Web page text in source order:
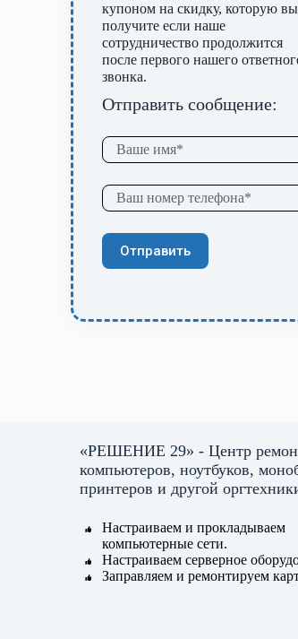
купоном на скидку, которую вы
получите если наше
сотрудничество продолжится
после первого нашего
звонка.
Отправить сообщение:
«РЕШЕНИЕ 29» - Центр
компьютеров, ноутбуков,
принтеров и другой
Настраиваем и прокладываем
компьютерные сети.
Настраиваем серверное
Заправляем и ремонтируем